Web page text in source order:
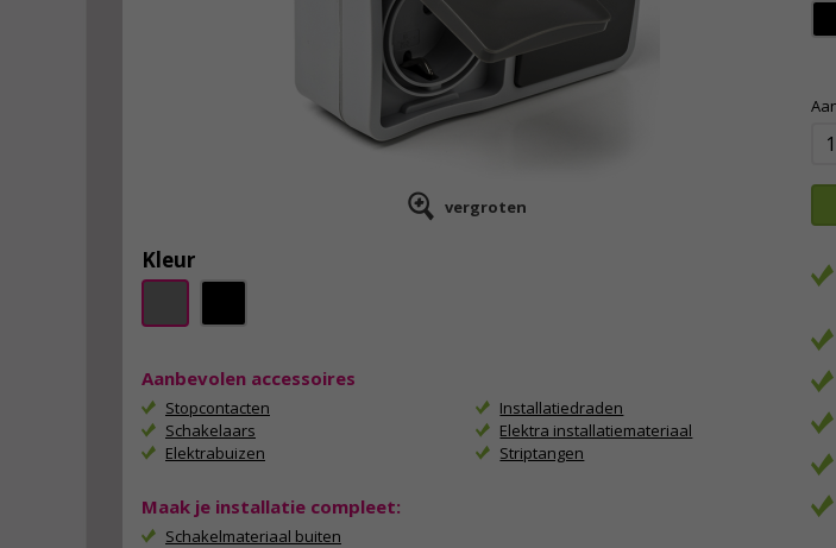
vergroten
Kleur
Aanbevolen accessoires
Stopcontacten
Schakelaars
Elektrabuizen
Installatiedraden
Elektra installatiemateriaal
Striptangen
Maak je installatie compleet:
Schakelmateriaal buiten